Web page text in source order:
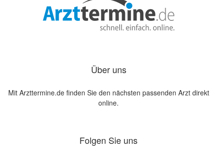
Über uns
Mit Arzttermine.de finden Sie den nächsten passenden Arzt direkt
online.
Folgen Sie uns